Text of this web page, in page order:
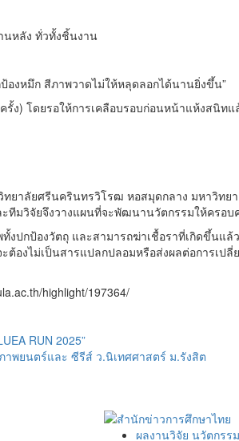
นหลัง ทั่วทั้งชิ้นงาน
องหมึก สีภาพวาดไม่ให้หลุดลอกได้นานยิ่งขึ้น”
ง) โดยรอให้การเคลือบรอบก่อนหน้าแห้งสนิทแ
าลัยศรีนครินทรวิโรฒ หอสมุดกลาง มหาวิทย
ทีมวิจัยจึงวางแผนที่จะพัฒนานวัตกรรมให้ครอ
กป้องวัตถุ และสามารถฆ่าเชื้อราที่เกิดขึ้นแล้
องไม่เป็นสารแปลกปลอมหรือส่งผลต่อการเป
highlight/197364/
RUN 2025”
พยนตร์และ ซีรีส์ ว.นิเทศศาสตร์ ม.รังสิต
ผลงานวิจัย นวัตกรร